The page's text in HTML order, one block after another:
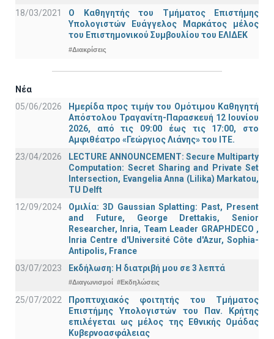
18/03/2021
Ο Καθηγητής του Τμήματος Επιστήμης
Υπολογιστών Ευάγγελος Μαρκάτος μέλος
του Επιστημονικού Συμβουλίου του ΕΛΙΔΕΚ
#Διακρίσεις
Νέα
05/06/2026
Ημερίδα προς τιμήν του Ομότιμου Καθηγητή
Απόστολου Τραγανίτη-Παρασκευή 12 Ιουνίου
2026, από τις 09:00 έως τις 17:00, στο
Αμφιθέατρο «Γεώργιος Λιάνης» του ΙΤΕ.
23/04/2026
LECTURE ANNOUNCEMENT: Secure Multiparty
Computation: Secret Sharing and Private Set
Intersection, Evangelia Anna (Lilika) Markatou,
TU Delft
12/09/2024
Ομιλία: 3D Gaussian Splatting: Past, Present
and Future, George Drettakis, Senior
Researcher, Inria, Team Leader GRAPHDECO ,
Inria Centre d'Université Côte d'Azur, Sophia-
Antipolis, France
03/07/2023
Εκδήλωση: Η διατριβή μου σε 3 λεπτά
#Διαγωνισμοί #Εκδηλώσεις
25/07/2022
Προπτυχιακός φοιτητής του Τμήματος
Επιστήμης Υπολογιστών του Παν. Κρήτης
επιλέγεται ως μέλος της Εθνικής Ομάδας
Κυβερνοασφάλειας